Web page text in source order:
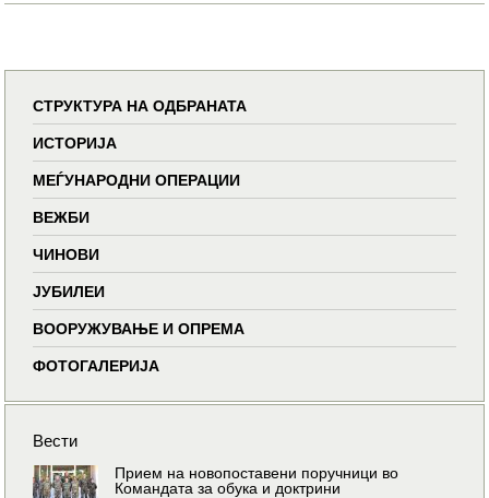
СТРУКТУРА НА ОДБРАНАТА
ИСТОРИЈА
МЕЃУНАРОДНИ ОПЕРАЦИИ
ВЕЖБИ
ЧИНОВИ
ЈУБИЛЕИ
ВООРУЖУВАЊЕ И ОПРЕМА
ФОТОГАЛЕРИЈА
Вести
Прием на новопоставени поручници во
Командата за обука и доктрини